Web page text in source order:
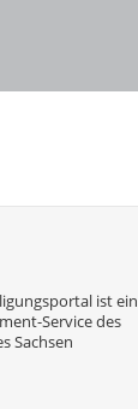
ist ein
Service des
Sachsen